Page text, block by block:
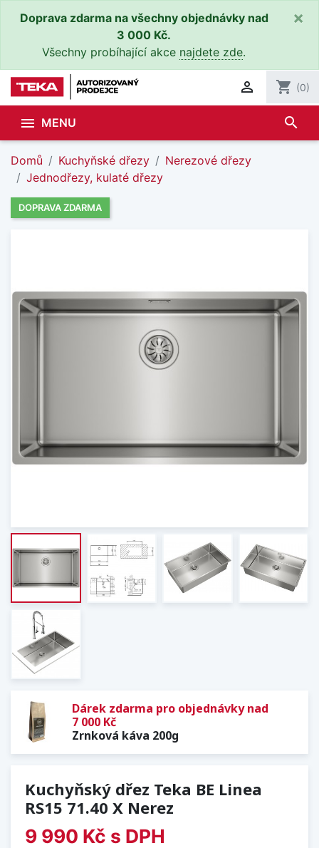
Doprava zdarma na všechny objednávky nad
3 000 Kč.
Všechny probíhající akce najdete zde.
×
 shopping_cart (0)
 MENU search
Domů Kuchyňské dřezy
Nerezové dřezy
Jednodřezy, kulaté dřezy
DOPRAVA ZDARMA
Dárek zdarma pro objednávky nad
7 000 Kč
Zrnková káva 200g
Kuchyňský dřez Teka BE Linea
RS15 71.40 X Nerez
9 990 Kč s DPH